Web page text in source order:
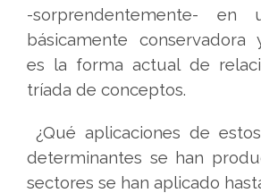
-sorprendentemente- en
básicamente conservadora
es la forma actual de
tríada de conceptos.
¿Qué aplicaciones de
determinantes se han
sectores se han aplicado